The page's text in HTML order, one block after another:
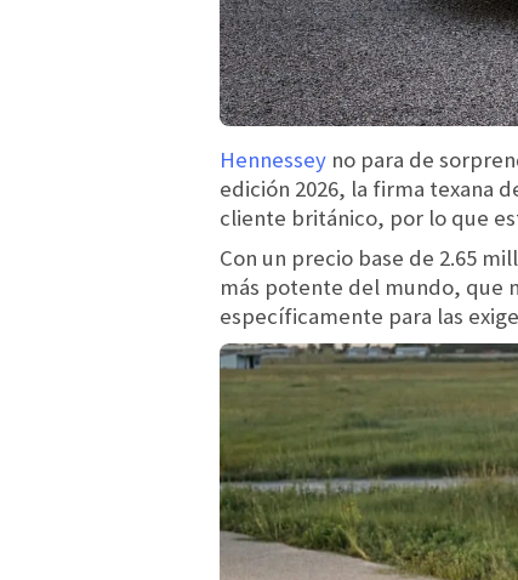
Hennessey no para de
edición 2026, la firma texana
cliente británico, por lo que
Con un precio base de 2.65
más potente del mundo, que
específicamente para las